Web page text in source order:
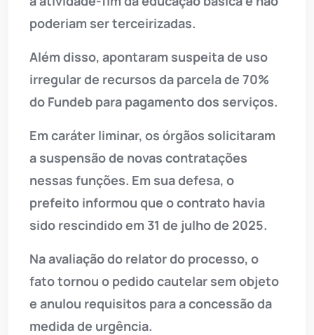
poderiam ser terceirizadas.
Além disso, apontaram suspeita de uso
irregular de recursos da parcela de 70%
do Fundeb para pagamento dos serviços.
Em caráter liminar, os órgãos solicitaram
a suspensão de novas contratações
nessas funções. Em sua defesa, o
prefeito informou que o contrato havia
sido rescindido em 31 de julho de 2025.
Na avaliação do relator do processo, o
fato tornou o pedido cautelar sem objeto
e anulou requisitos para a concessão da
medida de urgência.